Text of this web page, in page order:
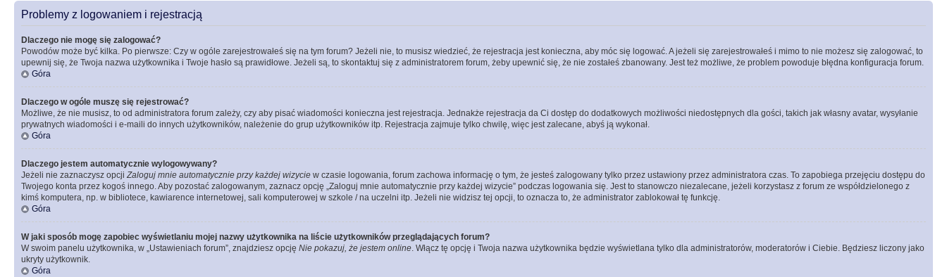
Problemy z logowaniem i rejestracją
Dlaczego nie mogę się zalogować?
Powodów może być kilka. Po pierwsze: Czy w ogóle zarejestrowałeś się na tym forum? Jeżeli nie, to musisz wiedzieć, że rejestracja jest konieczna, aby móc się logować. A jeżeli się zarejestrowałeś i mimo to nie możesz się zalogować, to
upewnij się, że Twoja nazwa użytkownika i Twoje hasło są prawidłowe. Jeżeli są, to skontaktuj się z administratorem forum, żeby upewnić się, że nie zostałeś zbanowany. Jest też możliwe, że problem powoduje błędna konfiguracja forum.
Góra
Dlaczego w ogóle muszę się rejestrować?
Możliwe, że nie musisz, to od administratora forum zależy, czy aby pisać wiadomości konieczna jest rejestracja. Jednakże rejestracja da Ci dostęp do dodatkowych możliwości niedostępnych dla gości, takich jak własny avatar, wysyłanie
prywatnych wiadomości i e-maili do innych użytkowników, należenie do grup użytkowników itp. Rejestracja zajmuje tylko chwilę, więc jest zalecane, abyś ją wykonał.
Góra
Dlaczego jestem automatycznie wylogowywany?
Jeżeli nie zaznaczysz opcjiZaloguj mnie automatycznie przy każdej wizycie w czasie logowania, forum zachowa informację o tym, że jesteś zalogowany tylko przez ustawiony przez administratora czas. To zapobiega przejęciu dostępu do
Twojego konta przez kogoś innego. Aby pozostać zalogowanym, zaznacz opcję „Zaloguj mnie automatycznie przy każdej wizycie” podczas logowania się. Jest to stanowczo niezalecane, jeżeli korzystasz z forum ze współdzielonego z
kimś komputera, np. w bibliotece, kawiarence internetowej, sali komputerowej w szkole / na uczelni itp. Jeżeli nie widzisz tej opcji, to oznacza to, że administrator zablokował tę funkcję.
Góra
W jaki sposób mogę zapobiec wyświetlaniu mojej nazwy użytkownika na liście użytkowników przeglądających forum?
W swoim panelu użytkownika, w „Ustawieniach forum”, znajdziesz opcję Nie pokazuj, że jestem online. Włącz tę opcję i Twoja nazwa użytkownika będzie wyświetlana tylko dla administratorów, moderatorów i Ciebie. Będziesz liczony jako
ukryty użytkownik.
Góra